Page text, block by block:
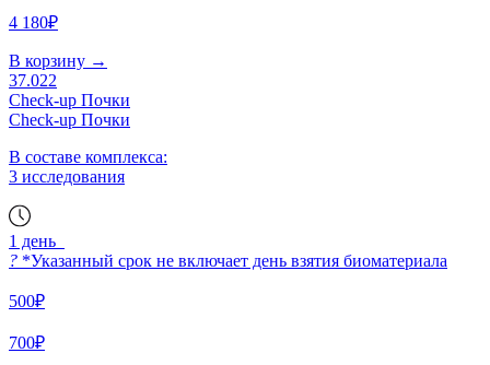
4 180₽
В корзину →
37.022
Check-up Почки
Check-up Почки
В составе комплекса:
3 исследования
1 день
? *Указанный срок не включает день взятия биоматериала
500₽
700₽